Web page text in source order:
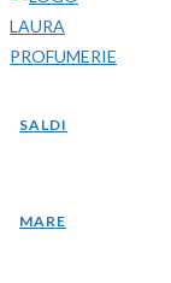
SALDI
MARE